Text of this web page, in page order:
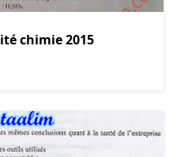
chimie 2015